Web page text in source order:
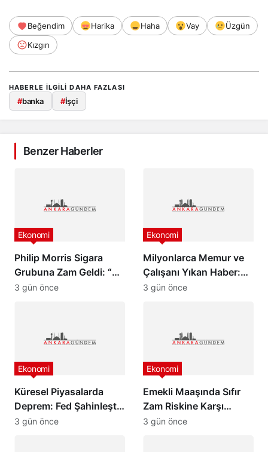
Beğendim Harika Haha Vay
Üzgün
Kızgın
HABERLE ILGILI DAHA FAZLASI
#banka #İşçi
Benzer Haberler
Philip Morris Sigara
Grubuna Zam Geldi: “En
Pahalı Sigara 140 TL
Ekonomi
3 gün önce
Milyonlarca Memur ve
Çalışanı Yıkan Haber:
Zam Oranlarında
Ekonomi
3 gün önce
Küresel Piyasalarda
Deprem: Fed Şahinleşti,
Değerli Metaller Çakıldı!
Ekonomi
3 gün önce
Emekli Maaşında Sıfır
Zam Riskine Karşı
Formül: Ak Parti Meclis
Ekonomi
3 gün önce